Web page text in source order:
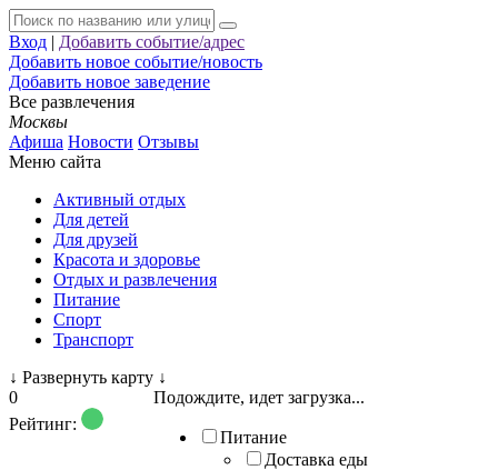
Вход | Добавить событие/адрес
Добавить новое событие/новость
Добавить новое заведение
Все развлечения
Москвы
Афиша Новости Отзывы
Меню сайта
Активный отдых
Для детей
Для друзей
Красота и здоровье
Отдых и развлечения
Питание
Спорт
Транспорт
↓ Развернуть карту ↓
Подождите, идет загрузка...
Питание
Доставка еды
0
Рейтинг: